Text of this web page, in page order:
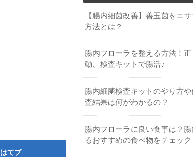
はてブ
【腸内細菌改善】善玉菌をエ
方法とは？
腸内フローラを整える方法！
動、検査キットで腸活♪
腸内細菌検査キットのやり方
査結果は何がわかるの？
腸内フローラに良い食事は？腸
るおすすめの食べ物をチェック